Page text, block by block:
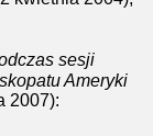
sesji
Ameryki
2007):